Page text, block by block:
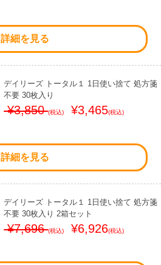
詳細を見る
デイリーズ トータル１ 1日使い捨て 処方箋
不要 30枚入り
¥3,850(税込) ¥3,465(税込)
詳細を見る
デイリーズ トータル１ 1日使い捨て 処方箋
不要 30枚入り 2箱セット
¥7,696(税込) ¥6,926(税込)